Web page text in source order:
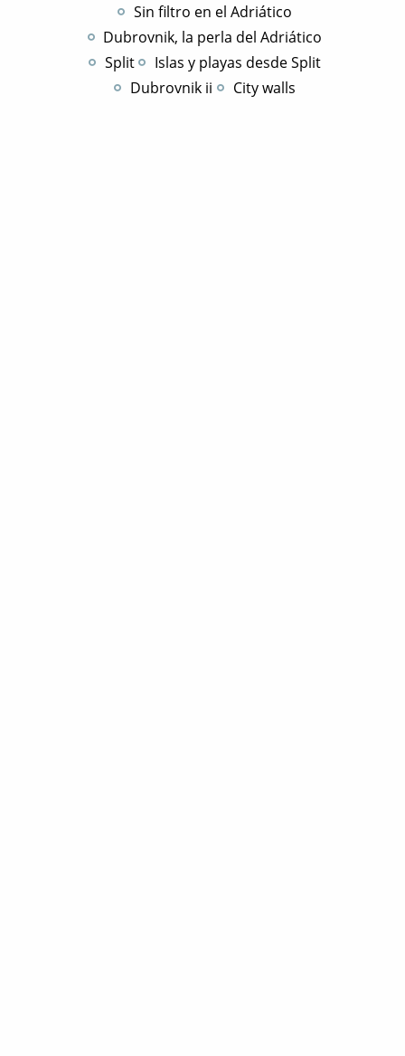
Sin filtro en el Adriático
Dubrovnik, la perla del Adriático
Split
Islas y playas desde Split
Dubrovnik ii
City walls